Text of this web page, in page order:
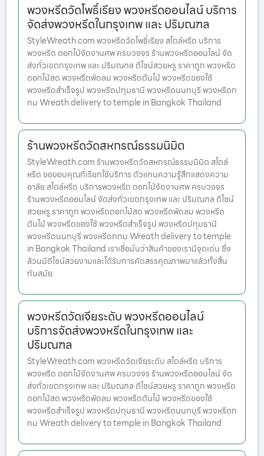
พวงหรีดวัดโพธิ์เรียง พวงหรีดออนไลน์ บริการ
จัดส่งพวงหรีดในกรุงเทพ และ ปริมณฑล
StyleWreath.com พวงหรีดวัดโพธิ์เรียง สไตล์หรีด บริการ
พวงหรีด ดอกไม้จัดงานศพ ครบวงจร ร้านพวงหรีดออนไลน์ จัด
ส่งทั่วเขตกรุงเทพ และ ปริมณฑล ดีไซน์สวยหรู ราคาถูก พวงหรีด
ดอกไม้สด พวงหรีดพัดลม พวงหรีดต้นไม้ พวงหรีดของใช้
พวงหรีดสำเร็จรูป พวงหรีดปทุมธานี พวงหรีดนนทบุรี พวงหรีดก
ทม Wreath delivery to temple in Bangkok Thailand
ร้านพวงหรีดวัดสหกรณ์ธรรมนิมิต
StyleWreath.com ร้านพวงหรีดวัดสหกรณ์ธรรมนิมิต สไตล์
หรีด ขอขอบคุณที่เรียกใช้บริการ ตัวแทนความรู้สึกแสดงความ
อาลัย สไตล์หรีด บริการพวงหรีด ดอกไม้จัดงานศพ ครบวงจร
ร้านพวงหรีดออนไลน์ จัดส่งทั่วเขตกรุงเทพ และ ปริมณฑล ดีไซน์
สวยหรู ราคาถูก พวงหรีดดอกไม้สด พวงหรีดพัดลม พวงหรีด
ต้นไม้ พวงหรีดของใช้ พวงหรีดสำเร็จรูป พวงหรีดปทุมธานี
พวงหรีดนนทบุรี พวงหรีดกทม Wreath delivery to temple
in Bangkok Thailand เราเชื่อมั่นว่าสินค้าของเรามีจุดเด่น ซึ่ง
ล้วนมีดีไซน์สวยงามและได้รับการคัดสรรคุณภาพมาแล้วทั้งสิ้น
ทันสมัย
พวงหรีดวัดเจียระดับ พวงหรีดออนไลน์
บริการจัดส่งพวงหรีดในกรุงเทพ และ
ปริมณฑล
StyleWreath.com พวงหรีดวัดเจียระดับ สไตล์หรีด บริการ
พวงหรีด ดอกไม้จัดงานศพ ครบวงจร ร้านพวงหรีดออนไลน์ จัด
ส่งทั่วเขตกรุงเทพ และ ปริมณฑล ดีไซน์สวยหรู ราคาถูก พวงหรีด
ดอกไม้สด พวงหรีดพัดลม พวงหรีดต้นไม้ พวงหรีดของใช้
พวงหรีดสำเร็จรูป พวงหรีดปทุมธานี พวงหรีดนนทบุรี พวงหรีดก
ทม Wreath delivery to temple in Bangkok Thailand